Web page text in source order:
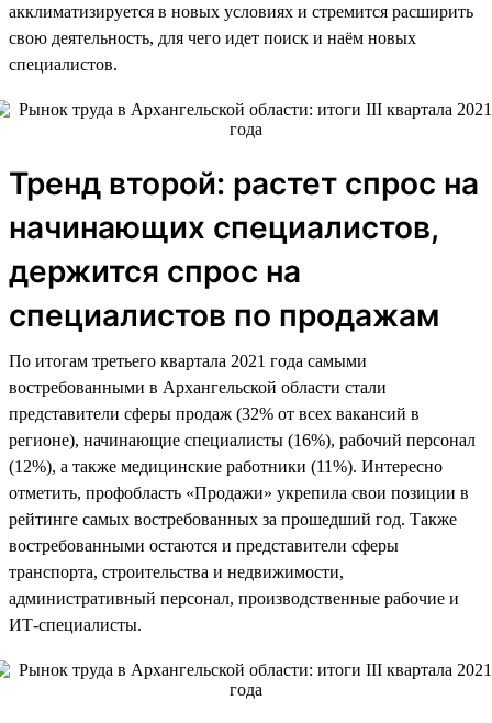
акклиматизируется в новых условиях и стремится расширить
свою деятельность, для чего идет поиск и наём новых
специалистов.
Тренд второй: растет спрос на
начинающих специалистов,
держится спрос на
специалистов по продажам
По итогам третьего квартала 2021 года самыми
востребованными в Архангельской области стали
представители сферы продаж (32% от всех вакансий в
регионе), начинающие специалисты (16%), рабочий персонал
(12%), а также медицинские работники (11%). Интересно
отметить, профобласть «Продажи» укрепила свои позиции в
рейтинге самых востребованных за прошедший год. Также
востребованными остаются и представители сферы
транспорта, строительства и недвижимости,
административный персонал, производственные рабочие и
ИТ-специалисты.